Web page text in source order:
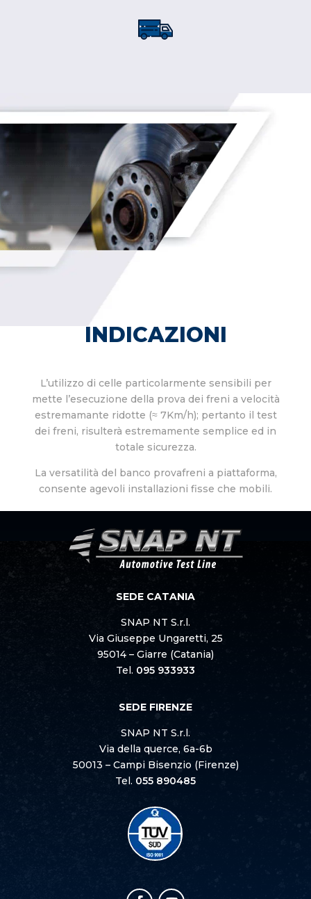
INDICAZIONI
L’utilizzo di celle particolarmente sensibili per
mette l’esecuzione della prova dei freni a velocità
estremamante ridotte (≈ 7Km/h); pertanto il test
dei freni, risulterà estremamente semplice ed in
totale sicurezza.
La versatilità del banco provafreni a piattaforma,
consente agevoli installazioni fisse che mobili.
SEDE CATANIA
SNAP NT S.r.l.
Via Giuseppe Ungaretti, 25
95014 – Giarre (Catania)
Tel. 095 933933
SEDE FIRENZE
SNAP NT S.r.l.
Via della querce, 6a-6b
50013 – Campi Bisenzio (Firenze)
Tel. 055 890485